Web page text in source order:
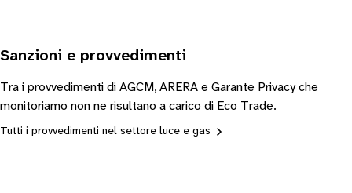
Sanzioni e provvedimenti
Tra i provvedimenti di AGCM, ARERA e Garante Privacy che
monitoriamo non ne risultano a carico di Eco Trade.
Tutti i provvedimenti nel settore luce e gas